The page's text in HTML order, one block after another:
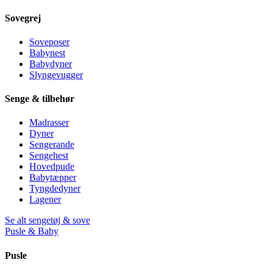
Sovegrej
Soveposer
Babynest
Babydyner
Slyngevugger
Senge & tilbehør
Madrasser
Dyner
Sengerande
Sengehest
Hovedpude
Babytæpper
Tyngdedyner
Lagener
Se alt sengetøj & sove
Pusle & Baby
Pusle